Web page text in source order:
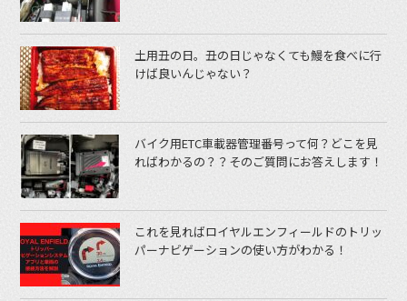
土用丑の日。丑の日じゃなくても鰻を食べに行
けば良いんじゃない？
バイク用ETC車載器管理番号って何？どこを見
ればわかるの？？そのご質問にお答えします！
これを見ればロイヤルエンフィールドのトリッ
パーナビゲーションの使い方がわかる！